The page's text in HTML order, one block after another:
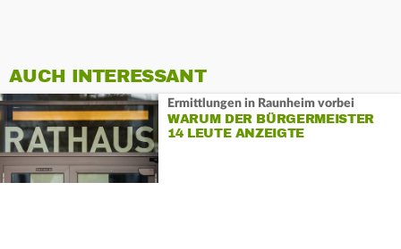
AUCH INTERESSANT
Ermittlungen in Raunheim vorbei
WARUM DER BÜRGERMEISTER
14 LEUTE ANZEIGTE